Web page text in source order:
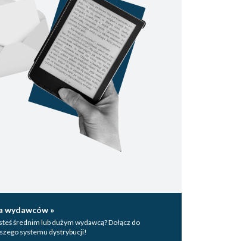
wydawców »
średnim lub dużym wydawcą? Dołącz do
systemu dystrybucji!